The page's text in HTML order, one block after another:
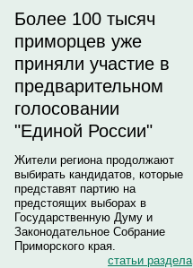
Более 100 тысяч
приморцев уже
приняли участие в
предварительном
голосовании
"Единой России"
Жители региона продолжают
выбирать кандидатов, которые
представят партию на
предстоящих выборах в
Государственную Думу и
Законодательное Собрание
Приморского края.
статьи раздела